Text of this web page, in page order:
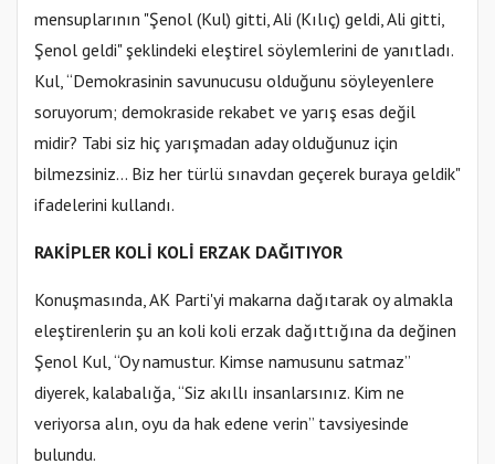
mensuplarının "Şenol (Kul) gitti, Ali (Kılıç) geldi, Ali gitti,
Şenol geldi" şeklindeki eleştirel söylemlerini de yanıtladı.
Kul, “Demokrasinin savunucusu olduğunu söyleyenlere
soruyorum; demokraside rekabet ve yarış esas değil
midir? Tabi siz hiç yarışmadan aday olduğunuz için
bilmezsiniz… Biz her türlü sınavdan geçerek buraya geldik"
ifadelerini kullandı.
RAKİPLER KOLİ KOLİ ERZAK DAĞITIYOR
Konuşmasında, AK Parti'yi makarna dağıtarak oy almakla
eleştirenlerin şu an koli koli erzak dağıttığına da değinen
Şenol Kul, “Oy namustur. Kimse namusunu satmaz”
diyerek, kalabalığa, “Siz akıllı insanlarsınız. Kim ne
veriyorsa alın, oyu da hak edene verin” tavsiyesinde
bulundu.